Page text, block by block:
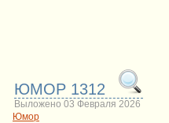
ЮМОР 1312
Выложено 03 Февраля 2026
Юмор